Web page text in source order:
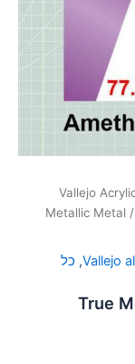
Vallejo
Metallic Metal /
Vallejo
, כל
True